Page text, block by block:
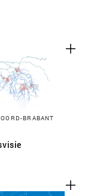
BRABANT